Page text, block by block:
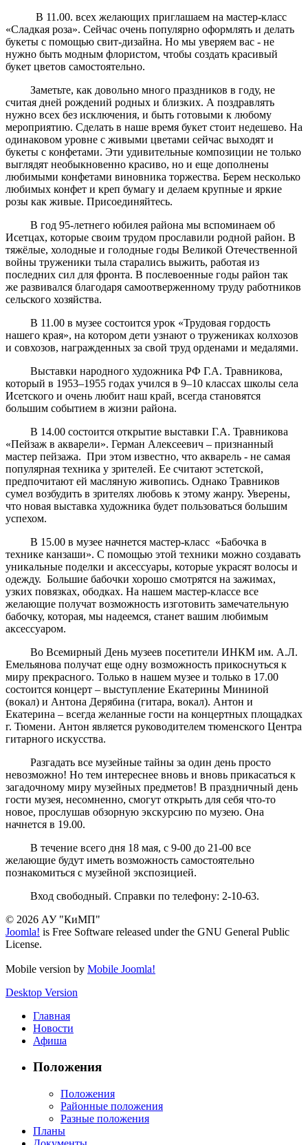
В 11.00. всех желающих приглашаем на мастер-класс
«Сладкая роза». Сейчас очень популярно оформлять и делать
букеты с помощью свит-дизайна. Но мы уверяем вас - не
нужно быть модным флористом, чтобы создать красивый
букет цветов самостоятельно.
Заметьте, как довольно много праздников в году, не
считая дней рождений родных и близких. А поздравлять
нужно всех без исключения, и быть готовыми к любому
мероприятию. Сделать в наше время букет стоит недешево. На
одинаковом уровне с живыми цветами сейчас выходят и
букеты с конфетами. Эти удивительные композиции не только
выглядят необыкновенно красиво, но и еще дополнены
любимыми конфетами виновника торжества. Берем несколько
любимых конфет и креп бумагу и делаем крупные и яркие
розы как живые. Присоединяйтесь.
В год 95-летнего юбилея района мы вспоминаем об
Исетцах, которые своим трудом прославили родной район. В
тяжёлые, холодные и голодные годы Великой Отечественной
войны труженики тыла старались выжить, работая из
последних сил для фронта. В послевоенные годы район так
же развивался благодаря самоотверженному труду работников
сельского хозяйства.
В 11.00 в музее состоится урок «Трудовая гордость
нашего края», на котором дети узнают о тружениках колхозов
и совхозов, награжденных за свой труд орденами и медалями.
Выставки народного художника РФ Г.А. Травникова,
который в 1953–1955 годах учился в 9–10 классах школы села
Исетского и очень любит наш край, всегда становятся
большим событием в жизни района.
В 14.00 состоится открытие выставки Г.А. Травникова
«Пейзаж в акварели». Герман Алексеевич – признанный
мастер пейзажа. При этом известно, что акварель - не самая
популярная техника у зрителей. Ее считают эстетской,
предпочитают ей масляную живопись. Однако Травников
сумел возбудить в зрителях любовь к этому жанру. Уверены,
что новая выставка художника будет пользоваться большим
успехом.
В 15.00 в музее начнется мастер-класс «Бабочка в
технике канзаши». С помощью этой техники можно создавать
уникальные поделки и аксессуары, которые украсят волосы и
одежду. Большие бабочки хорошо смотрятся на зажимах,
узких повязках, ободках. На нашем мастер-классе все
желающие получат возможность изготовить замечательную
бабочку, которая, мы надеемся, станет вашим любимым
аксессуаром.
Во Всемирный День музеев посетители ИНКМ им. А.Л.
Емельянова получат еще одну возможность прикоснуться к
миру прекрасного. Только в нашем музее и только в 17.00
состоится концерт – выступление Екатерины Мининой
(вокал) и Антона Дерябина (гитара, вокал). Антон и
Екатерина – всегда желанные гости на концертных площадках
г. Тюмени. Антон является руководителем тюменского Центра
гитарного искусства.
Разгадать все музейные тайны за один день просто
невозможно! Но тем интереснее вновь и вновь прикасаться к
загадочному миру музейных предметов! В праздничный день
гости музея, несомненно, смогут открыть для себя что-то
новое, прослушав обзорную экскурсию по музею. Она
начнется в 19.00.
В течение всего дня 18 мая, с 9-00 до 21-00 все
желающие будут иметь возможность самостоятельно
познакомиться с музейной экспозицией.
Вход свободный. Справки по телефону: 2-10-63.
© 2026 АУ "КиМП"
Joomla! is Free Software released under the GNU General Public
License.
Mobile version by Mobile Joomla!
Desktop Version
Главная
Новости
Афиша
Положения
Положения
Районные положения
Разные положения
Планы